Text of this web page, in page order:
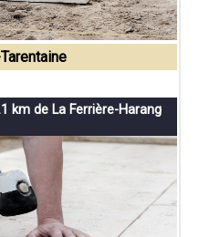
km de La Ferrière-Harang